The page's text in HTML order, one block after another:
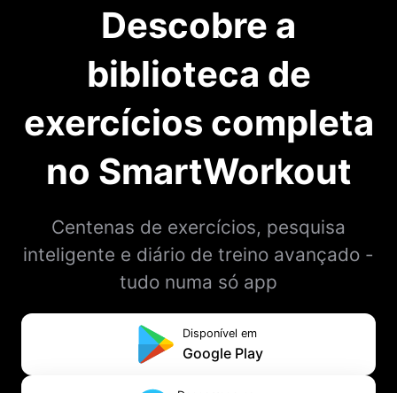
Descobre a
biblioteca de
exercícios completa
no SmartWorkout
Centenas de exercícios, pesquisa
inteligente e diário de treino avançado -
tudo numa só app
Disponível em
Google Play